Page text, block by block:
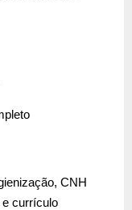
CNH
e currículo